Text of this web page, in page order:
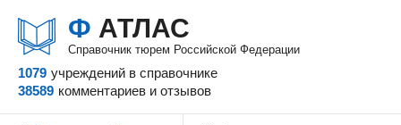
Ф АТЛАС
Справочник тюрем Российской Федерации
1079 учреждений в справочнике
38589 комментариев и отзывов